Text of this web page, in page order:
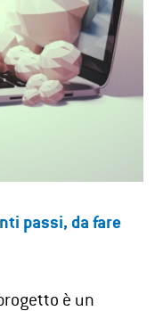
passi, da fare
è un